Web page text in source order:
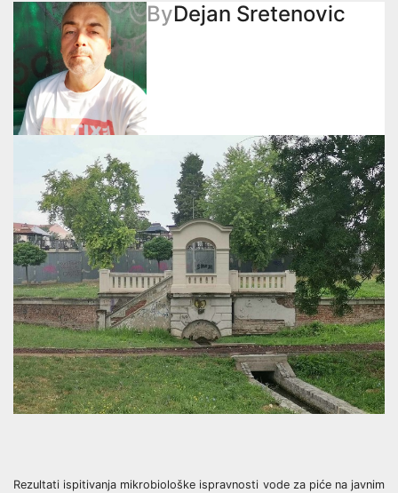
ByDejan Sretenovic
Rezultati ispitivanja mikrobiološke ispravnosti vode za piće na javnim